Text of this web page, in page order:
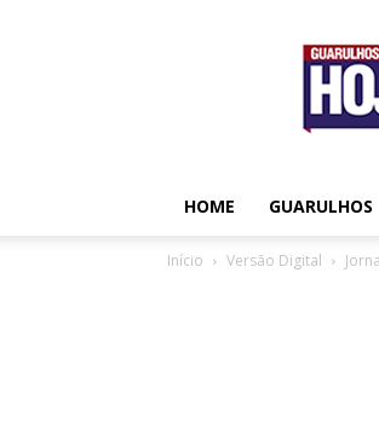
HOME GUARULHOS
Início Versão Digital